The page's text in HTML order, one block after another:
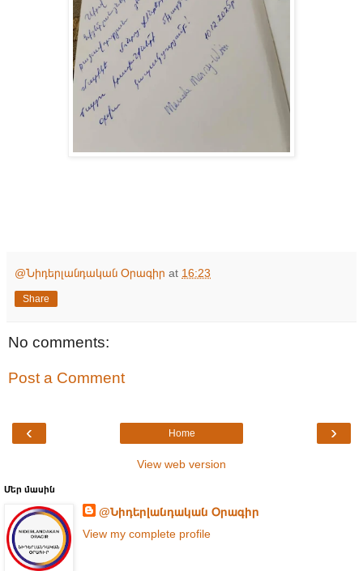
@Նիդերլանդական Օրագիր at 16:23
Share
No comments:
Post a Comment
‹ ›
Home
View web version
Մեր մասին
@Նիդերլանդական Օրագիր
View my complete profile